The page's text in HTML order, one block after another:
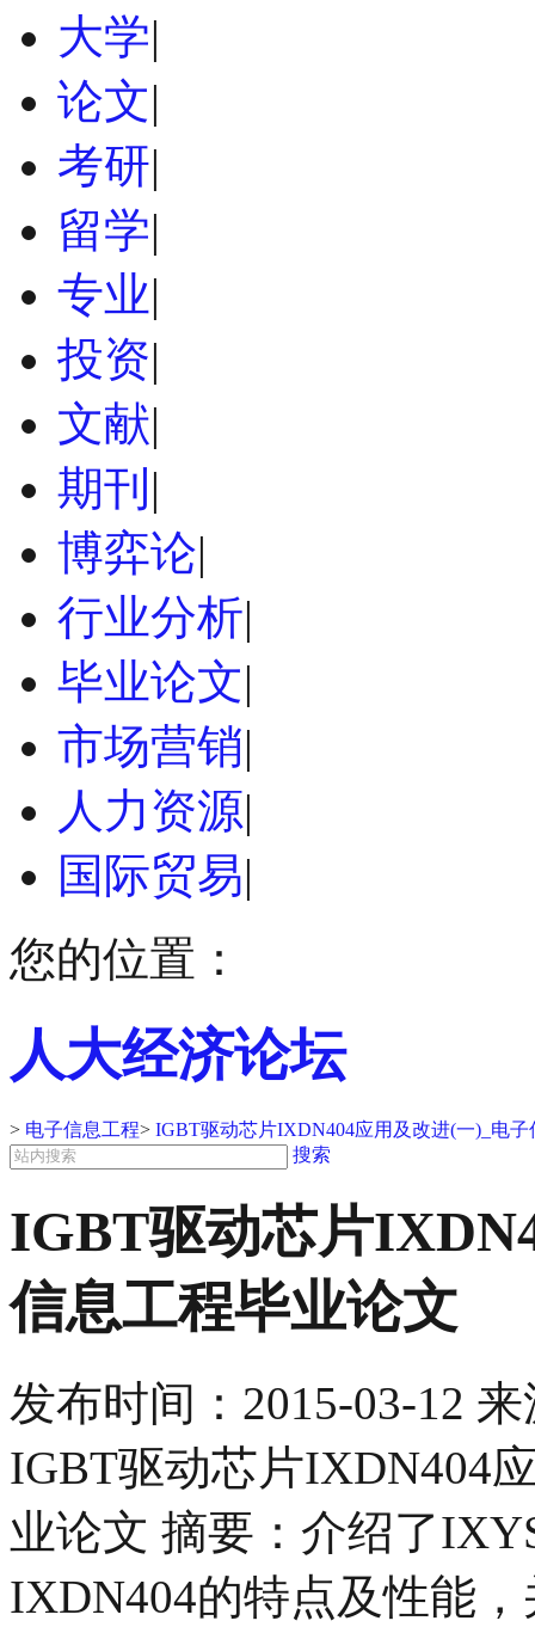
大学|
论文|
考研|
留学|
专业|
投资|
文献|
期刊 |
博弈论|
行业分析|
毕业论文|
市场营销|
人力资源|
国际贸易|
您的位置：
人大经济论坛
> 电子信息工程> IGBT驱动芯片IXDN404应用及改进(一)_电
搜索
IGBT驱动芯片
信息工程毕业论文
发布时间： 2015-03-12 来
IGBT驱动芯片IXDN404
业论文 摘要：介绍了
IXDN404的特点及性能